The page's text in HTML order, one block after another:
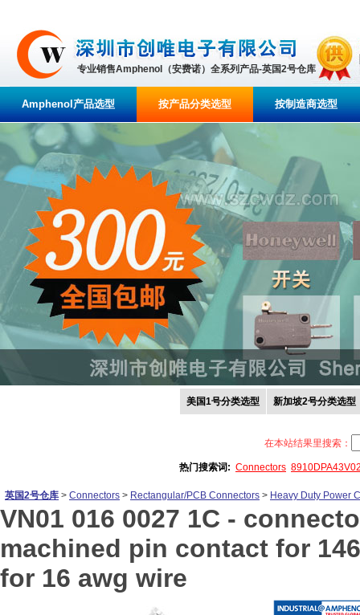
专业销售Amphenol（安费诺）全系列产品-英国2号仓库
Amphenol产品选型 按产品分类选型 按制造商选型
美国1号分类选型 新加坡2号分类选型
在本站结果里搜索：
热门搜索词: Connectors
英国2号仓库 > Connectors > Rectangular/PCB Connectors > Heavy Duty Power
VN01 016 0027 1C -
machined pin contact for
for 16 awg wire